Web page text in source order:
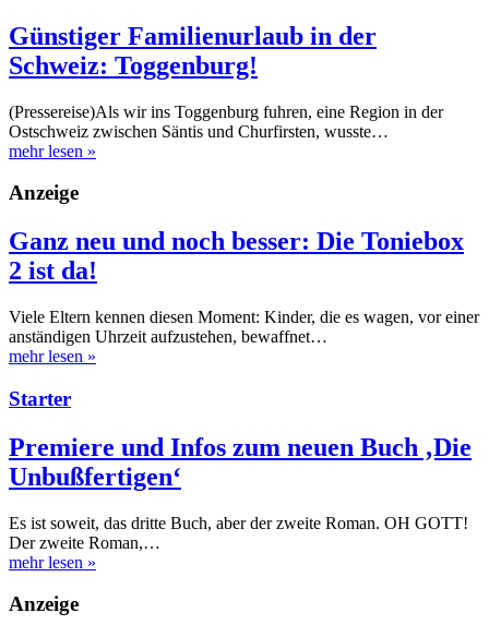
Günstiger Familienurlaub in der
Schweiz: Toggenburg!
(Pressereise)Als wir ins Toggenburg fuhren, eine Region in der
Ostschweiz zwischen Säntis und Churfirsten, wusste…
mehr lesen »
Anzeige
Ganz neu und noch besser: Die Toniebox
2 ist da!
Viele Eltern kennen diesen Moment: Kinder, die es wagen, vor einer
anständigen Uhrzeit aufzustehen, bewaffnet…
mehr lesen »
Starter
Premiere und Infos zum neuen Buch ‚Die
Unbußfertigen‘
Es ist soweit, das dritte Buch, aber der zweite Roman. OH GOTT!
Der zweite Roman,…
mehr lesen »
Anzeige